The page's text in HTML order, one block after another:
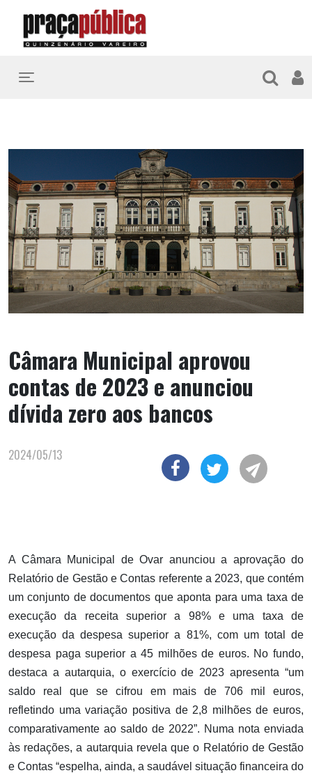
Toggle navigation
Câmara Municipal aprovou
contas de 2023 e anunciou
dívida zero aos bancos
2024/05/13
A Câmara Municipal de Ovar anunciou a aprovação do
Relatório de Gestão e Contas referente a 2023, que contém
um conjunto de documentos que aponta para uma taxa de
execução da receita superior a 98% e uma taxa de
execução da despesa superior a 81%, com um total de
despesa paga superior a 45 milhões de euros. No fundo,
destaca a autarquia, o exercício de 2023 apresenta “um
saldo real que se cifrou em mais de 706 mil euros,
refletindo uma variação positiva de 2,8 milhões de euros,
comparativamente ao saldo de 2022”. Numa nota enviada
às redações, a autarquia revela que o Relatório de Gestão
e Contas “espelha, ainda, a saudável situação financeira do